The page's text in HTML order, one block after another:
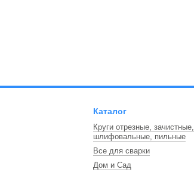
Каталог
Круги отрезные, зачистные,
шлифовальные, пильные
Все для сварки
Дом и Сад